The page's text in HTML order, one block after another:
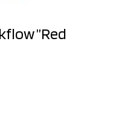
”Red